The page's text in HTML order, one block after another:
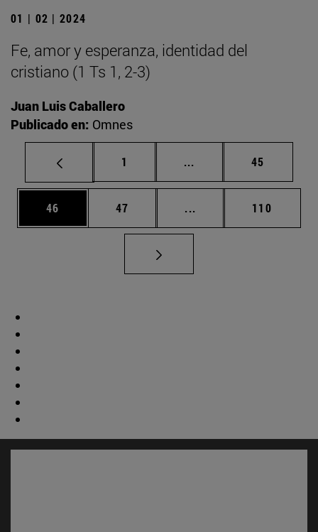
01 | 02 | 2024
Fe, amor y esperanza, identidad del
cristiano (1 Ts 1, 2-3)
Juan Luis Caballero
Publicado en: Omnes
Página
1 ... Páginas intermedias
Página
45
Página
46 Página
47 ... Páginas intermedias
Página
110